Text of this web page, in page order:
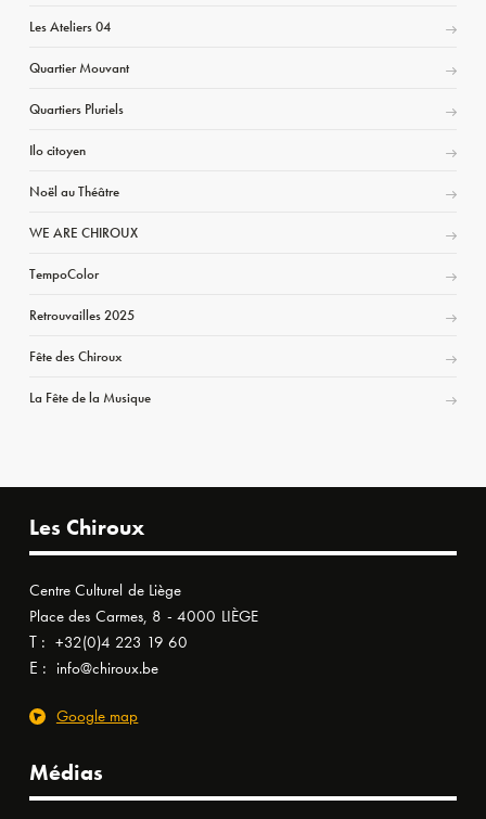
Les Ateliers 04
Quartier Mouvant
Quartiers Pluriels
Ilo citoyen
Noël au Théâtre
WE ARE CHIROUX
TempoColor
Retrouvailles 2025
Fête des Chiroux
La Fête de la Musique
Les Chiroux
Centre Culturel de Liège
Place des Carmes, 8 - 4000 LIÈGE
T : +32(0)4 223 19 60
E : info@chiroux.be
Google map
Médias